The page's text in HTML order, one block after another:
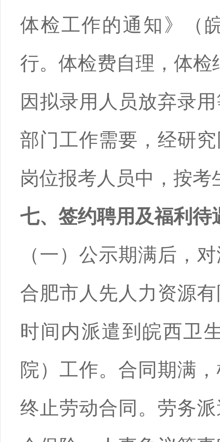
体检工作的通知》（
行。体检费自理，体
因拟录用人员放弃录
部门工作需要，经研
岗位报考人员中，按
七、签约聘用及福利待
（一）公示期满后，
合肥市人先人力资源
时间内派遣到皖西卫
院）工作。合同期满
终止劳动合同。劳务